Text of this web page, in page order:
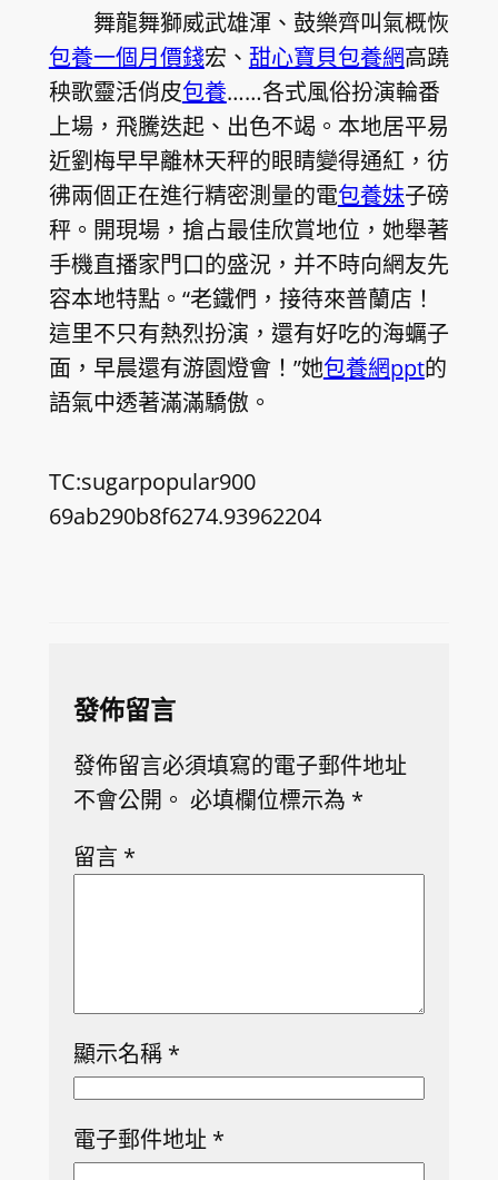
舞龍舞獅威武雄渾、鼓樂齊叫氣概恢
包養一個月價錢宏、 甜心寶貝包養網高蹺
秧歌靈活俏皮包養……各式風俗扮演輪番
上場，飛騰迭起、出色不竭。本地居平易
近劉梅早早離林天秤的眼睛變得通紅，彷
彿兩個正在進行精密測量的電包養妹子磅
秤。開現場，搶占最佳欣賞地位，她舉著
手機直播家門口的盛況，并不時向網友先
容本地特點。“老鐵們，接待來普蘭店！
這里不只有熱烈扮演，還有好吃的海蠣子
面，早晨還有游園燈會！”她包養網ppt的
語氣中透著滿滿驕傲。
TC:sugarpopular900
69ab290b8f6274.93962204
發佈留言
發佈留言必須填寫的電子郵件地址
不會公開。 必填欄位標示為 *
留言 *
顯示名稱 *
電子郵件地址 *